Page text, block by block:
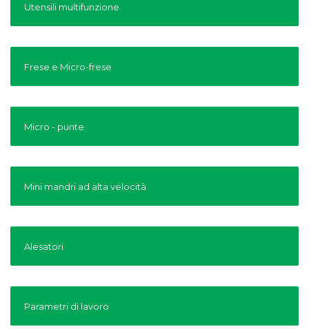
Utensili multifunzione
Frese e Micro-frese
Micro - punte
Mini mandri ad alta velocità
Alesatori
Parametri di lavoro